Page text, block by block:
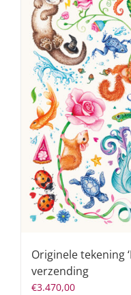
Originele tekening
verzending
€3.470,00